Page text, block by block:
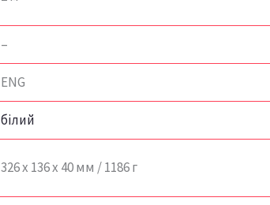
–
ENG
білий
326 x 136 x 40 мм / 1186 г